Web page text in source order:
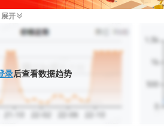
展开
录后查看数据趋势